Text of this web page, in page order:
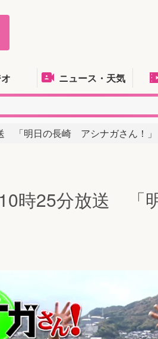
ニュース・天気
「明日の長崎 アシナガさん！」
時25分放送 「